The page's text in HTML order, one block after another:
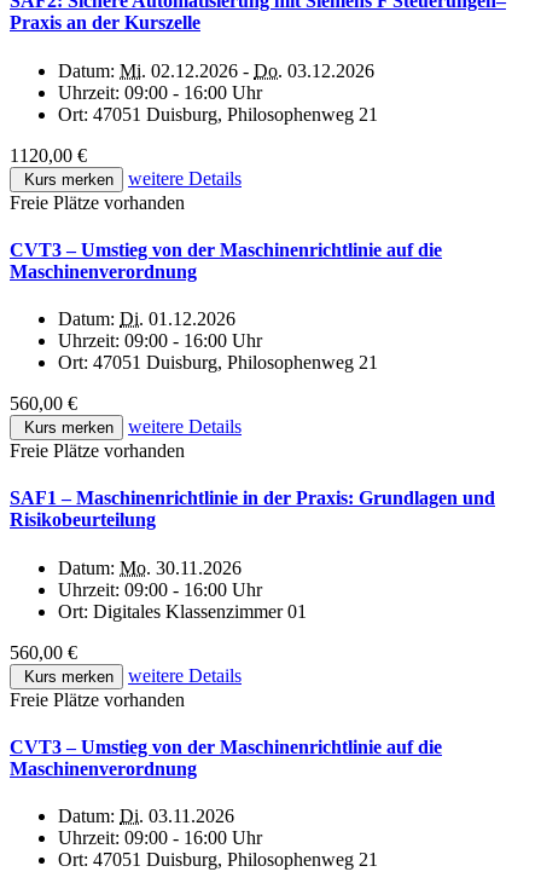
Praxis an der Kurszelle
Datum: Mi. 02.12.2026 - Do. 03.12.2026
Uhrzeit: 09:00 - 16:00 Uhr
Ort: 47051 Duisburg, Philosophenweg 21
1120,00 €
Kurs merken
weitere Details
Freie Plätze vorhanden
CVT3 – Umstieg von der Maschinenrichtlinie auf die
Maschinenverordnung
Datum: Di. 01.12.2026
Uhrzeit: 09:00 - 16:00 Uhr
Ort: 47051 Duisburg, Philosophenweg 21
560,00 €
Kurs merken
weitere Details
Freie Plätze vorhanden
SAF1 – Maschinenrichtlinie in der Praxis: Grundlagen und
Risikobeurteilung
Datum: Mo. 30.11.2026
Uhrzeit: 09:00 - 16:00 Uhr
Ort: Digitales Klassenzimmer 01
560,00 €
Kurs merken
weitere Details
Freie Plätze vorhanden
CVT3 – Umstieg von der Maschinenrichtlinie auf die
Maschinenverordnung
Datum: Di. 03.11.2026
Uhrzeit: 09:00 - 16:00 Uhr
Ort: 47051 Duisburg, Philosophenweg 21